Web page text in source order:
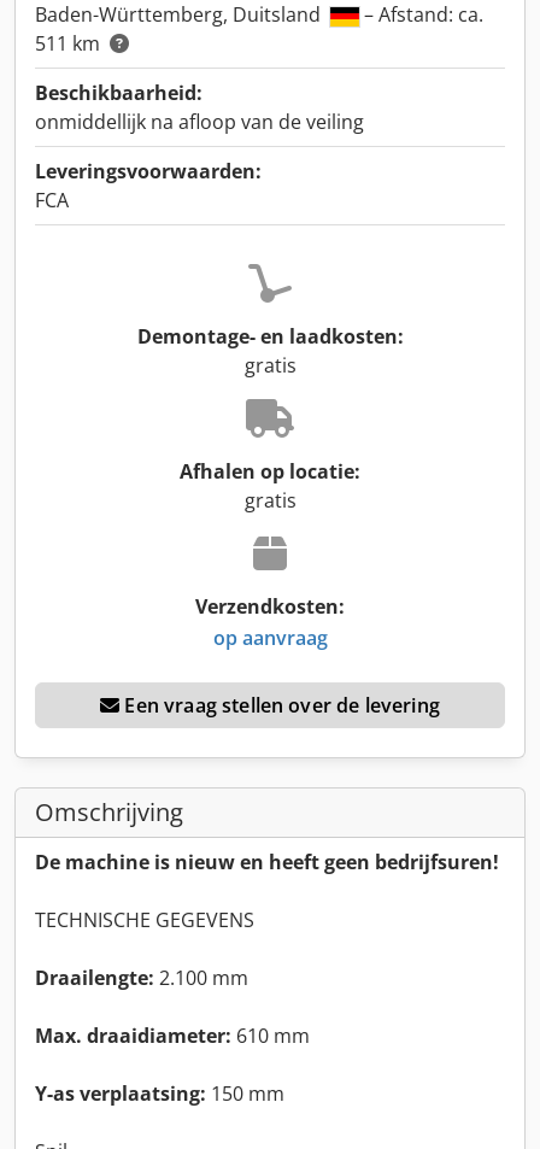
Baden-Württemberg, Duitsland
– Afstand: ca.
511 km
Beschikbaarheid:
onmiddellijk na afloop van de veiling
Leveringsvoorwaarden:
FCA
Demontage- en laadkosten:
gratis
Afhalen op locatie:
gratis
Verzendkosten:
op aanvraag
Een vraag stellen over de levering
Omschrijving
De machine is nieuw en heeft geen bedrijfsuren!
TECHNISCHE GEGEVENS
Draailengte: 2.100 mm
Max. draaidiameter: 610 mm
Y-as verplaatsing: 150 mm